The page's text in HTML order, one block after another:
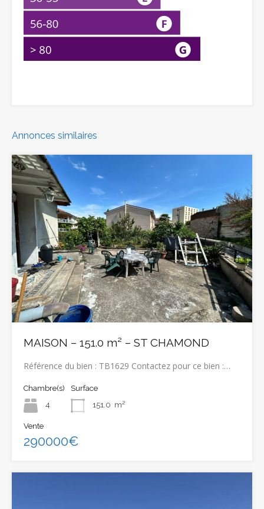
Annonces similaires
MAISON – 151.0 m² – ST CHAMOND
Référence du bien : TB1629 Contactez pour ce bien :…
Chambre(s)
4
Surface
151.0 m²
Vente
290000€